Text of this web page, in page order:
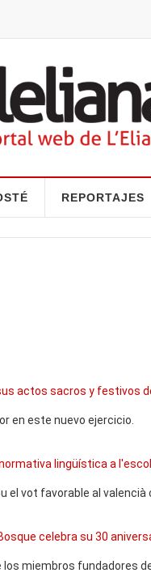
REPORTAJES
actos sacros y festivos
en este nuevo ejercicio.
lingüística a
el vot favorable al valencià
celebra su 30
los miembros fundadores